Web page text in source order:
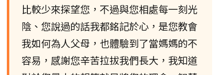
比較少來探望您，不過與您相處每一刻光
陰、您說過的話我都銘記於心，是您教會
我如何為人父母，也體驗到了當媽媽的不
容易，感謝您辛苦拉拔我們長大，我知道